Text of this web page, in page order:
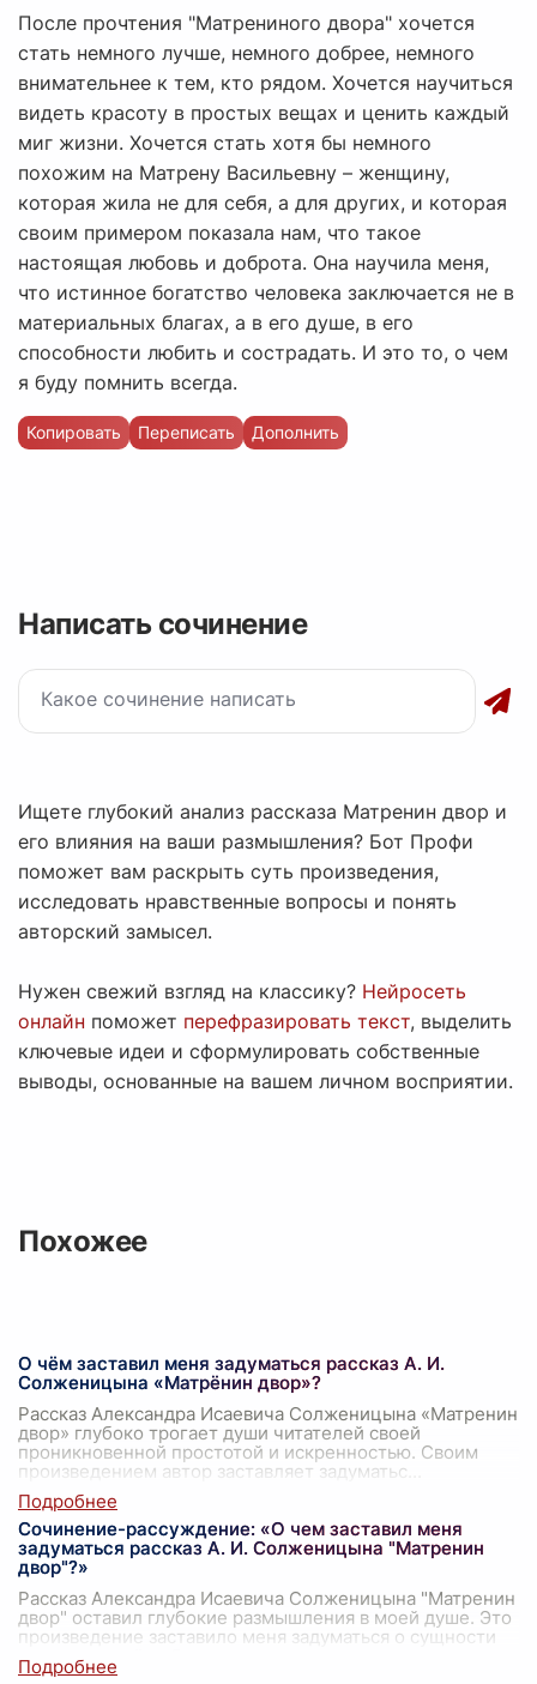
После прочтения "Матрениного двора" хочется
стать немного лучше, немного добрее, немного
внимательнее к тем, кто рядом. Хочется научиться
видеть красоту в простых вещах и ценить каждый
миг жизни. Хочется стать хотя бы немного
похожим на Матрену Васильевну – женщину,
которая жила не для себя, а для других, и которая
своим примером показала нам, что такое
настоящая любовь и доброта. Она научила меня,
что истинное богатство человека заключается не в
материальных благах, а в его душе, в его
способности любить и сострадать. И это то, о чем
я буду помнить всегда.
Копировать Переписать Дополнить
Написать сочинение
Ищете глубокий анализ рассказа Матренин двор и
его влияния на ваши размышления? Бот Профи
поможет вам раскрыть суть произведения,
исследовать нравственные вопросы и понять
авторский замысел.
Нужен свежий взгляд на классику? Нейросеть
онлайн поможет перефразировать текст, выделить
ключевые идеи и сформулировать собственные
выводы, основанные на вашем личном восприятии.
Похожее
О чём заставил меня задуматься рассказ А. И.
Солженицына «Матрёнин двор»?
Рассказ Александра Исаевича Солженицына «Матренин
двор» глубоко трогает души читателей своей
проникновенной простотой и искренностью. Своим
произведением автор заставляет задуматьс
Сочинение-рассуждение: «О чем заставил меня
задуматься рассказ А. И. Солженицына "Матренин
двор"?»
Рассказ Александра Исаевича Солженицына "Матренин
двор" оставил глубокие размышления в моей душе. Это
произведение заставило меня задуматься о сущности
человеческой доброты, самопо